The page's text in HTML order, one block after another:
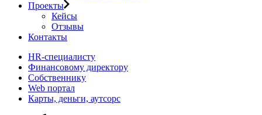
Проекты
Кейсы
Отзывы
Контакты
HR-специалисту
Финансовому директору
Собственнику
Web портал
Карты, деньги, аутсорс